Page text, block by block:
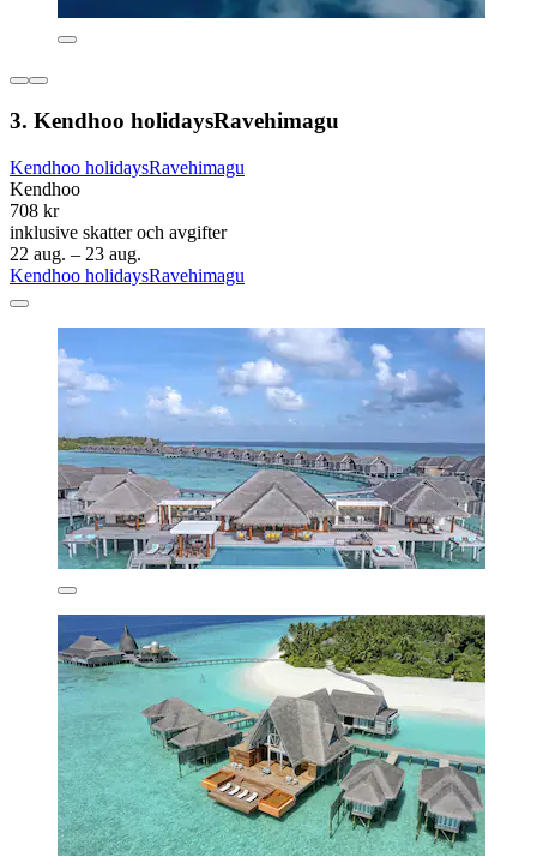
3. Kendhoo holidaysRavehimagu
Kendhoo holidaysRavehimagu
Kendhoo
708 kr
inklusive skatter och avgifter
22 aug. – 23 aug.
Kendhoo holidaysRavehimagu